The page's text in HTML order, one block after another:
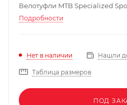
Велотуфли MTB Specialized
Подробности
Нет в наличии Нашли
Таблица размеров
ПОД